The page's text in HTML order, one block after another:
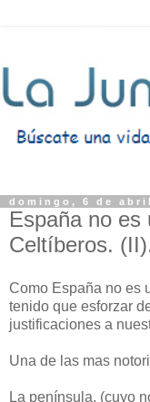
domingo, 6 de
España no es
Celtíberos.
Como España no es
tenido que esforzar
justificaciones a
Una de las mas
La península, (cuyo